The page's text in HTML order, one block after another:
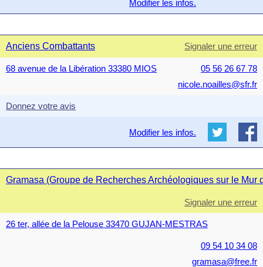
Modifier les infos.
Anciens Combattants Signaler une erreur
68 avenue de la Libération 33380 MIOS
05 56 26 67 78
nicole.noailles@sfr.fr
Donnez votre avis
Modifier les infos.
Gramasa (Groupe de Recherches Archéologiques sur le Mur
Signaler une erreur
26 ter, allée de la Pelouse 33470 GUJAN-MESTRAS
09 54 10 34 08
gramasa@free.fr